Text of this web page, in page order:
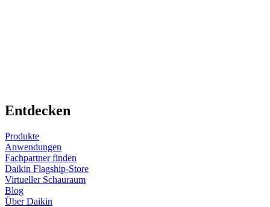
Entdecken
Produkte
Anwendungen
Fachpartner finden
Daikin Flagship-Store
Virtueller Schauraum
Blog
Über Daikin